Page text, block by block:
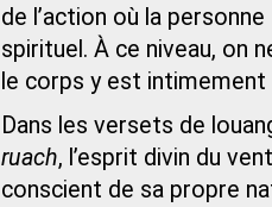
de l’action où la
spirituel. À ce niveau, on
le corps y est intimement
Dans les versets de
ruach, l’esprit divin du
conscient de sa propre